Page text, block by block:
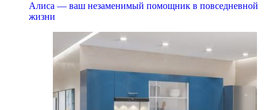
Алиса — ваш незаменимый помощник в повседневной
жизни